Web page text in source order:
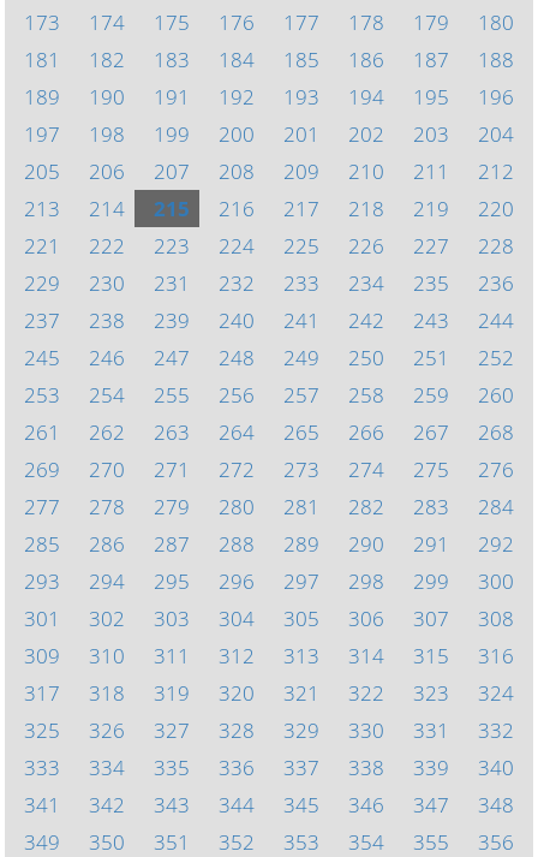
173
174 175 176 177 178 179
180
181
182 183 184 185 186 187
188
189
190 191 192 193 194 195
196
197
198 199 200 201 202 203
204
205
206 207 208 209 210 211
212
213
214 215 216 217 218 219
220
221
222 223 224 225 226 227
228
229
230 231 232 233 234 235
236
237
238 239 240 241 242 243
244
245
246 247 248 249 250 251
252
253
254 255 256 257 258 259
260
261
262 263 264 265 266 267
268
269
270 271 272 273 274 275
276
277
278 279 280 281 282 283
284
285
286 287 288 289 290 291
292
293
294 295 296 297 298 299
300
301
302 303 304 305 306 307
308
309
310 311 312 313 314 315
316
317
318 319 320 321 322 323
324
325
326 327 328 329 330 331
332
333
334 335 336 337 338 339
340
341
342 343 344 345 346 347
348
349
350 351 352 353 354 355 356